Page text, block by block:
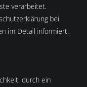
verarbeitet.
bei
im Detail informiert.
durch ein